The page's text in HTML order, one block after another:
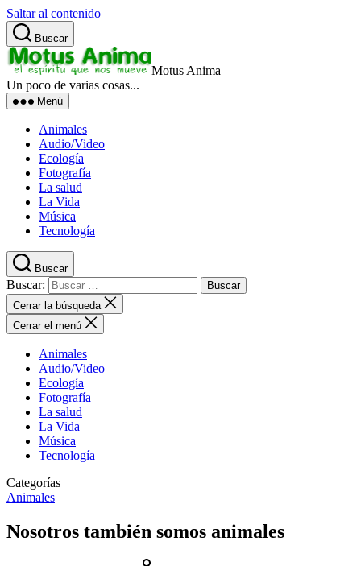
Saltar al contenido
Buscar
Motus Anima
Un poco de varias cosas...
Menú
Animales
Audio/Video
Ecología
Fotografía
La salud
La Vida
Música
Tecnología
Buscar
Buscar:
Cerrar la búsqueda
Cerrar el menú
Animales
Audio/Video
Ecología
Fotografía
La salud
La Vida
Música
Tecnología
Categorías
Animales
Nosotros también somos animales